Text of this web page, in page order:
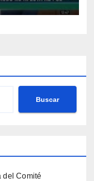
Buscar
del Comité